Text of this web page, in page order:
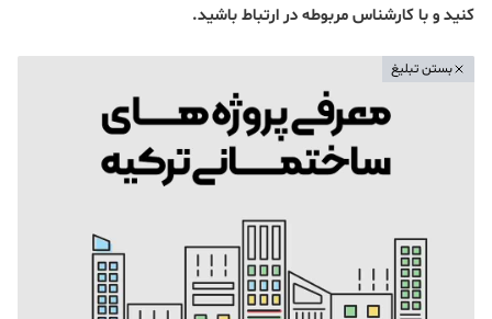
کنید و با کارشناس مربوطه در ارتباط باشید.
بستن تبلیغ